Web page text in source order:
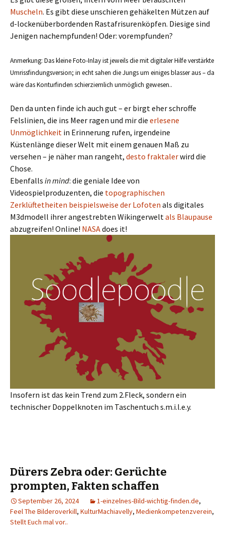
Muscheln. Es gibt diese unschieren gehäkelten Mützen auf
d-lockenüberbordenden Rastafrisurenköpfen. Diesige sind
Jenigen nachempfunden! Oder: vorempfunden?
Anmerkung: Das kleine Foto-Inlay ist jeweils die mit digitaler Hilfe verstärkte
Umrissfindungsversion; in echt sahen die Jungs um einiges blasser aus – da
wäre das Konturfinden schierziemlich unmöglich gewesen..
Den da unten finde ich auch gut – er birgt eher schroffe
Felslinien, die ins Meer ragen und mir die erlesene
Unmöglichkeit in Erinnerung rufen, irgendeine
Küstenlänge dieser Welt mit einem genauen Maß zu
versehen – je näher man rangeht, desto fraktalerwird die
Chose.
Ebenfalls in mind: die geniale Idee von
Videospielproduzenten, die topographischen
Zerklüftetheiten beispielsweise der Lofoten als digitales
M3dmodell ihrer angestrebten Wikingerweltals Blaupause
abzugreifen! Online! NASAdoes it!
Insofern ist das kein Trend zum 2.Fleck, sondern ein
technischer Doppelknoten im Taschentuch s.m.i.l.e.y.
Dürers Zebra oder: Gerüchte
prompten, Fakten schaffen
September 26, 2024 1-einzelnes-Bild-wichtig-finden.de,
Feel The Bilderoverkill, KulturMachiavelly, Medienkompetenzverein,
Stellt Euch mal vor..